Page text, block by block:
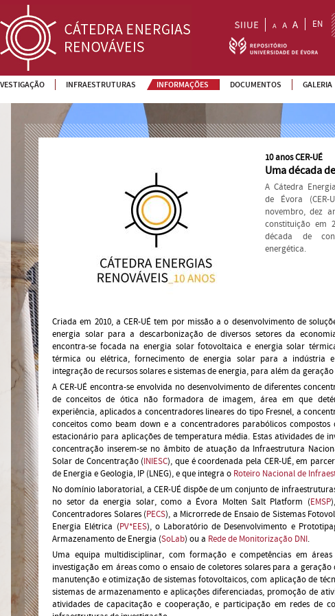
EN
INFRAESTRUTURAS INFORMAÇÕES DOCUMENTOS GALERIA
10 anos CER-UÉ
Uma década
A Cátedra
de Évora (CER-
novembro, dez
constituição em
década de
energética.
Criada em 2010, a CER-UÉ tem por missão a o desenvolvimento de
energia solar para a descarbonização de diversos setores da
encontra-se focada na energia solar fotovoltaica e energia solar
térmica ou elétrica, fornecimento de energia solar para a indústria
integração de recursos solares e sistemas de energia, para além da
A CER-UÉ encontra-se envolvida no desenvolvimento de diferentes
de conceitos de ótica não formadora de imagem, área em que
experiência, aplicados a concentradores lineares do tipo Fresnel, a
conceitos como beam down e a concentradores parabólicos
estacionário para aplicações de temperatura média. Estas atividades de
concentração inserem-se no âmbito de atuação da Infraestrutura
Solar de Concentração (INIESC), que é coordenada pela CER-UÉ, em
de Energia e Geologia, IP (LNEG), e que integra o Roteiro Nacional de
No domínio laboratorial, a CER-UÉ dispõe de um conjunto de
no setor da energia solar, como a Évora Molten Salt Platform (EMSP
Concentradores Solares (PECS), a Microrrede de Ensaio de Sistemas
Energia Elétrica (PV*EES), o Laboratório de Desenvolvimento e
Armazenamento de Energia (SoLab) ou a Rede de Monitorização DNI.
Uma equipa multidisciplinar, com formação e competências em áreas
investigação em áreas como o ensaio de coletores solares para a
manutenção e otimização de sistemas fotovoltaicos, com aplicação de
sistemas de armazenamento e aplicações diferenciadas, promoção de
atividades de capacitação e cooperação, e participação em redes de